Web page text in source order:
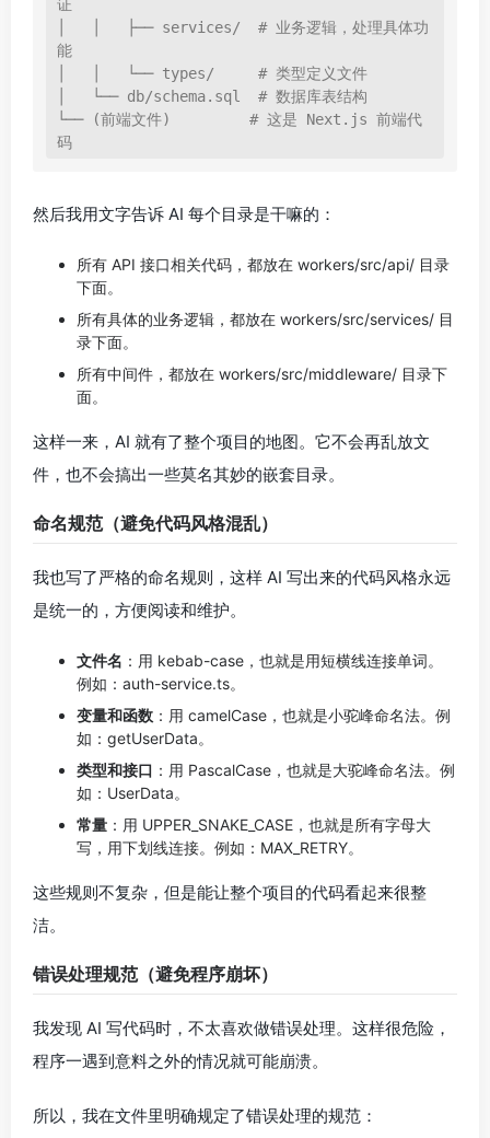
证
│   │   ├── services/  # 业务逻辑，处理具体功
能
│   │   └── types/     # 类型定义文件
│   └── db/schema.sql  # 数据库表结构
└── (前端文件)         # 这是 Next.js 前端代
码
然后我用文字告诉 AI 每个目录是干嘛的：
所有 API 接口相关代码，都放在 workers/src/api/ 目录
下面。
所有具体的业务逻辑，都放在 workers/src/services/ 目
录下面。
所有中间件，都放在 workers/src/middleware/ 目录下
面。
这样一来，AI 就有了整个项目的地图。它不会再乱放文
件，也不会搞出一些莫名其妙的嵌套目录。
命名规范（避免代码风格混乱）
我也写了严格的命名规则，这样 AI 写出来的代码风格永远
是统一的，方便阅读和维护。
文件名 ：用 kebab-case，也就是用短横线连接单词。
例如：auth-service.ts。
变量和函数 ：用 camelCase，也就是小驼峰命名法。例
如：getUserData。
类型和接口 ：用 PascalCase，也就是大驼峰命名法。例
如：UserData。
常量 ：用 UPPER_SNAKE_CASE，也就是所有字母大
写，用下划线连接。例如：MAX_RETRY。
这些规则不复杂，但是能让整个项目的代码看起来很整
洁。
错误处理规范（避免程序崩坏）
我发现 AI 写代码时，不太喜欢做错误处理。这样很危险，
程序一遇到意料之外的情况就可能崩溃。
所以，我在文件里明确规定了错误处理的规范：